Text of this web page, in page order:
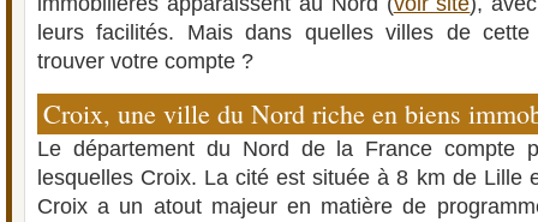
leurs facilités. Mais dans quelles villes de cette
trouver votre compte ?
Croix, une ville du Nord riche en biens
Le département du Nord de la France compte
lesquelles Croix. La cité est située à 8 km de Lille
Croix a un atout majeur en matière de